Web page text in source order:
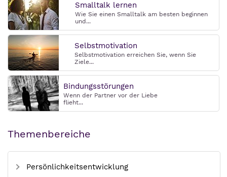
Smalltalk lernen
Wie Sie einen Smalltalk am besten beginnen
und...
Selbstmotivation
Selbstmotivation erreichen Sie, wenn Sie
Ziele...
Bindungsstörungen
Wenn der Partner vor der Liebe
flieht...
Themenbereiche
Persönlichkeitsentwicklung